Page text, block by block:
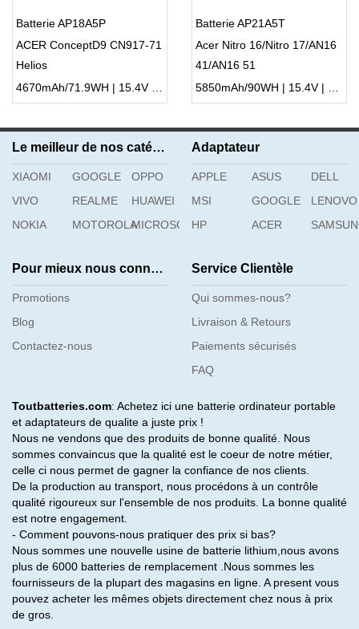
Batterie AP18A5P
ACER ConceptD9 CN917-71
Helios
4670mAh/71.9WH | 15.4V | Li-ion ...
Batterie AP21A5T
Acer Nitro 16/Nitro 17/AN16
41/AN16 51
5850mAh/90WH | 15.4V | Li-ion ...
Le meilleur de nos catégories
XIAOMI GOOGLE
OPPO
VIVO
REALME
HUAWEI
NOKIA
MOTOROLAMICROSOFT
Adaptateur
APPLE ASUS
DELL
MSI
GOOGLE
LENOVO
HP
ACER
Pour mieux nous connaître
Promotions
Blog
Contactez-nous
Service Clientèle
Qui sommes-nous?
Livraison & Retours
Paiements sécurisés
FAQ
Toutbatteries.com: Achetez ici une batterie ordinateur portable
et adaptateurs de qualite a juste prix !
Nous ne vendons que des produits de bonne qualité. Nous
sommes convaincus que la qualité est le coeur de notre métier,
celle ci nous permet de gagner la confiance de nos clients.
De la production au transport, nous procédons à un contrôle
qualité rigoureux sur l'ensemble de nos produits. La bonne qualité
est notre engagement.
- Comment pouvons-nous pratiquer des prix si bas?
Nous sommes une nouvelle usine de batterie lithium,nous avons
plus de 6000 batteries de remplacement .Nous sommes les
fournisseurs de la plupart des magasins en ligne. A present vous
pouvez acheter les mêmes objets directement chez nous à prix
de gros.